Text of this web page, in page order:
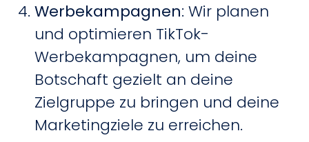
Werbekampagnen: Wir planen
und optimieren TikTok-
Werbekampagnen, um deine
Botschaft gezielt an deine
Zielgruppe zu bringen und deine
Marketingziele zu erreichen.